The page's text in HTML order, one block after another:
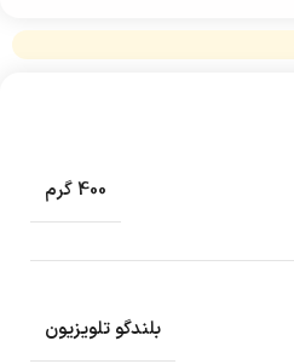
400 گرم
بلندگو تلویزیون